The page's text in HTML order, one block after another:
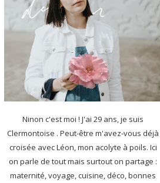
Ninon c'est moi ! J'ai 29 ans, je suis
Clermontoise . Peut-être m'avez-vous déjà
croisée avec Léon, mon acolyte à poils. Ici
on parle de tout mais surtout on partage :
maternité, voyage, cuisine, déco, bonnes